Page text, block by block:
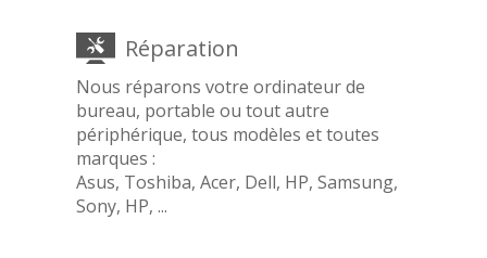
Réparation
Nous réparons votre ordinateur de
bureau, portable ou tout autre
périphérique, tous modèles et toutes
marques :
Asus, Toshiba, Acer, Dell, HP, Samsung,
Sony, HP, ...